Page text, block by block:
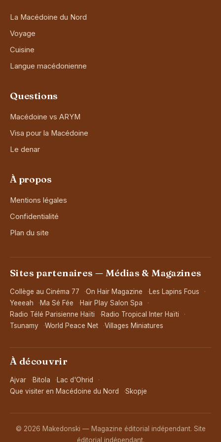
La Macédoine du Nord
Voyage
Cuisine
Langue macédonienne
Questions
Macédoine vs ARYM
Visa pour la Macédoine
Le denar
À propos
Mentions légales
Confidentialité
Plan du site
Sites partenaires — Médias & Magazines
Collège au Cinéma 77 On Hair Magazine
Les Lapins Fous
Yeeeah
Ma Sé Fée
Hair Play Salon Spa
Radio Télé Parisienne Haïti
Radio Tropical Inter Haïti
Tsunamy
World Peace Net Villages Miniatures
À découvrir
Ajvar Bitola
Lac d'Ohrid
Que visiter en Macédoine du Nord
Skopje
© 2026 Makedonski — Magazine éditorial indépendant. Site
éditorial indépendant.